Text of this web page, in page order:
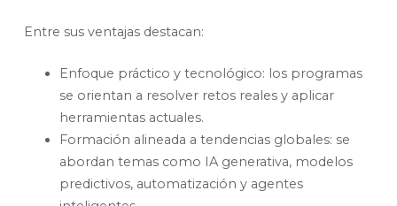
Entre sus ventajas destacan:
Enfoque práctico y tecnológico: los programas
se orientan a resolver retos reales y aplicar
herramientas actuales.
Formación alineada a tendencias globales: se
abordan temas como IA generativa, modelos
predictivos, automatización y agentes